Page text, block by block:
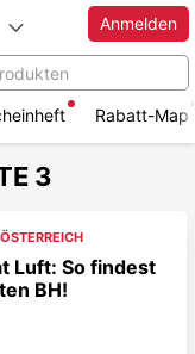
Anmelden
Rabatt-Map
3
ÖSTERREICH
Luft: So findest
BH!